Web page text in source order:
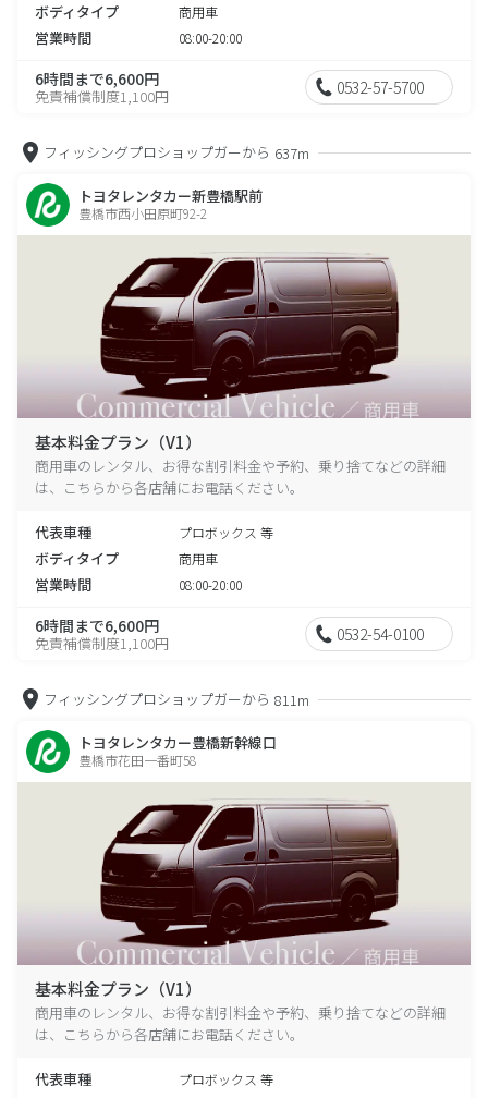
ボディタイプ 商用車
営業時間 08:00-20:00
6時間まで6,600円
免責補償制度1,100円 0532-57-5700
フィッシングプロショップガーから 637m
トヨタレンタカー新豊橋駅前
豊橋市西小田原町92-2
基本料金プラン（V1）
商用車のレンタル、お得な割引料金や予約、乗り捨てなどの詳細
は、こちらから各店舗にお電話ください。
代表車種 プロボックス 等
ボディタイプ 商用車
営業時間 08:00-20:00
6時間まで6,600円
免責補償制度1,100円 0532-54-0100
フィッシングプロショップガーから 811m
トヨタレンタカー豊橋新幹線口
豊橋市花田一番町58
基本料金プラン（V1）
商用車のレンタル、お得な割引料金や予約、乗り捨てなどの詳細
は、こちらから各店舗にお電話ください。
代表車種 プロボックス 等